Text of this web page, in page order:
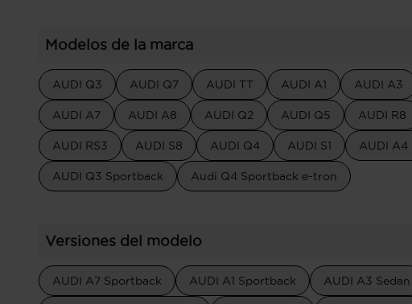
Modelos de la marca
AUDI Q3 AUDI Q7 AUDI TT AUDI A1 AUDI A3
AUDI A7 AUDI A8 AUDI Q2 AUDI Q5 AUDI R8
AUDI RS3 AUDI S8 AUDI Q4 AUDI S1 AUDI A4
AUDI Q3 Sportback Audi Q4 Sportback e-tron
Versiones del modelo
AUDI A7 Sportback AUDI A1 Sportback AUDI A3 Sedan